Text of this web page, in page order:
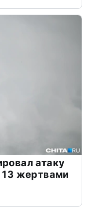
атаку
жертвами